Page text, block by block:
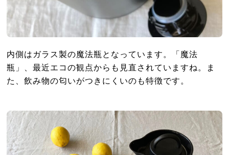
内側はガラス製の魔法瓶となっています。「魔法
瓶」、最近エコの観点からも見直されていますね。ま
た、飲み物の匂いがつきにくいのも特徴です。